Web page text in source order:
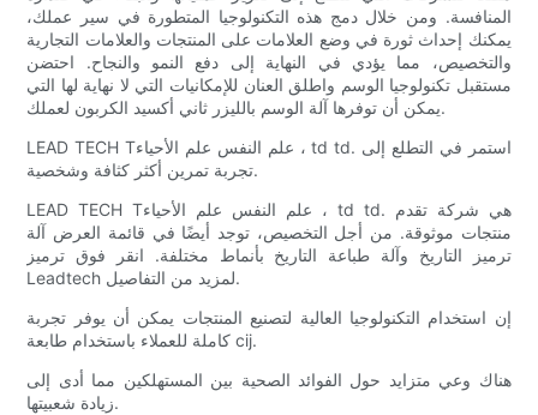
المنافسة. ومن خلال دمج هذه التكنولوجيا المتطورة في سير عملك،
يمكنك إحداث ثورة في وضع العلامات على المنتجات والعلامات التجارية
والتخصيص، مما يؤدي في النهاية إلى دفع النمو والنجاح. احتضن
مستقبل تكنولوجيا الوسم واطلق العنان للإمكانيات التي لا نهاية لها التي
يمكن أن توفرها آلة الوسم بالليزر ثاني أكسيد الكربون لعملك.
LEAD TECH Tعلم النفس علم الأحياء ، td td. استمر في التطلع إلى
تجربة تمرين أكثر كثافة وشخصية.
LEAD TECH Tعلم النفس علم الأحياء ، td td. هي شركة تقدم
منتجات موثوقة. من أجل التخصيص، توجد أيضًا في قائمة العرض آلة
ترميز التاريخ وآلة طباعة التاريخ بأنماط مختلفة. انقر فوق ترميز
Leadtech لمزيد من التفاصيل.
إن استخدام التكنولوجيا العالية لتصنيع المنتجات يمكن أن يوفر تجربة
كاملة للعملاء باستخدام طابعة cij.
هناك وعي متزايد حول الفوائد الصحية بين المستهلكين مما أدى إلى
زيادة شعبيتها.